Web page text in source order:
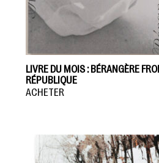
LIVRE DU MOIS : BÉRANGÈRE
RÉPUBLIQUE
ACHETER